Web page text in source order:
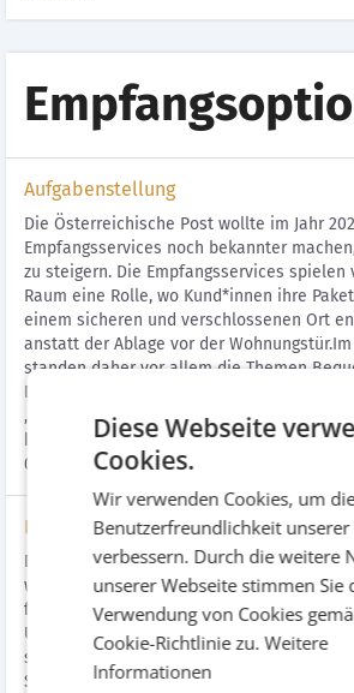
Aufgabenstellung
Die Österreichische Post wollte im Jahr
Empfangsservices noch bekannter
zu steigern. Die Empfangsservices
Raum eine Rolle, wo Kund*innen ihre
einem sicheren und verschlossenen Ort
anstatt der Ablage vor der Wohnungstür.​
standen daher vor allem die Themen
Nähe. Mit der Post können Pakete im
„Schlapfenradius“ abgeholt werden,
keine Post Empfangsbox gibt.​
01.12.2024
Lösung
Die Kampagne wurde crossmedial
wobei mehr als 55% des Budgets in das
flossen. Ergänzt wurde TV durch
Umsetzungen in Plakat, DOOH, Print und
setzten wir neben einer klassischen
Sonderformat (Formatsprengung) um,
Diese Webseite
Cookies.
Wir verwenden Cookies, um
Benutzerfreundlichkeit unserer
verbessern. Durch die weitere
unserer Webseite stimmen Sie
Verwendung von Cookies
Cookie-Richtlinie zu.Weitere
Informationen